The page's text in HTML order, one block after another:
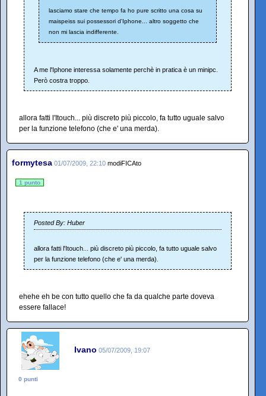
lasciamo stare che tempo fa ho pure scritto una cosa su
maispeiss sui possessori d'Iphone... altro soggetto che
non mi lascia indifferente.
A me l'Iphone interessa solamente perchè in pratica è un minipc.
Però costra troppo.
allora fatti l'Itouch... più discreto più piccolo, fa tutto uguale salvo
per la funzione telefono (che e' una merda).
formytesa 01/07/2009, 22:10 modiFICAto
1 punto
Posted By: Huber
allora fatti l'Itouch... più discreto più piccolo, fa tutto uguale salvo
per la funzione telefono (che e' una merda).
ehehe eh be con tutto quello che fa da qualche parte doveva
essere fallace!
Ivano 05/07/2009, 19:07
0 punti